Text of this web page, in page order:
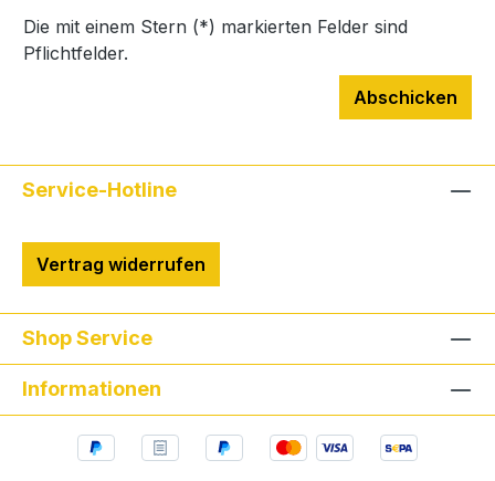
Die mit einem Stern (*) markierten Felder sind
Pflichtfelder.
Abschicken
Service-Hotline
Vertrag widerrufen
Shop Service
Informationen